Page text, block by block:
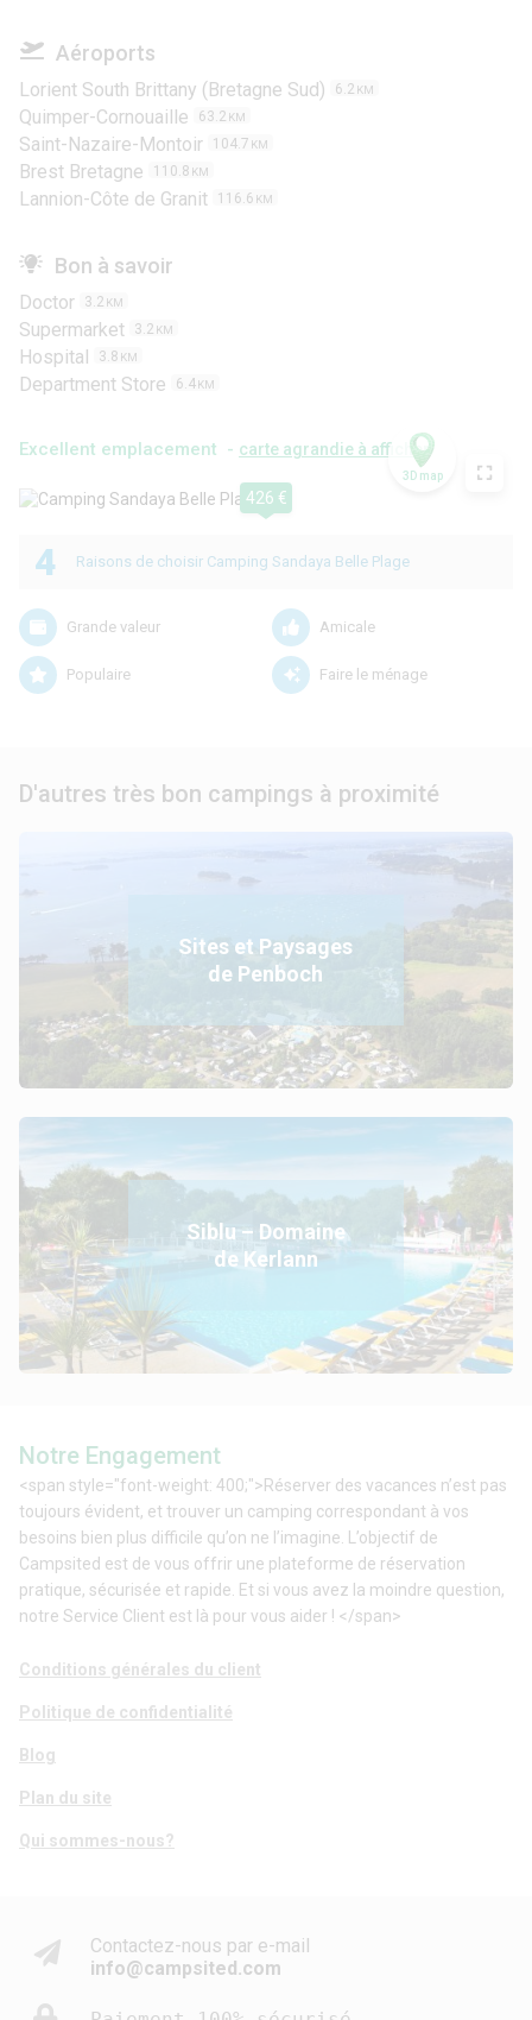
Aéroports
Lorient South Brittany (Bretagne Sud) 6.2 KM
Quimper-Cornouaille 63.2 KM
Saint-Nazaire-Montoir 104.7 KM
Brest Bretagne 110.8 KM
Lannion-Côte de Granit 116.6 KM
Bon à savoir
Doctor 3.2 KM
Supermarket 3.2 KM
Hospital 3.8 KM
Department Store 6.4 KM
Excellent emplacement - carte agrandie à afficher
426 €
3D map
4 Raisons de choisir Camping Sandaya Belle Plage
Grande valeur Amicale
Populaire Faire le ménage
D'autres très bon campings à proximité
Sites et Paysages
de Penboch
Siblu – Domaine
de Kerlann
Notre Engagement
<span style="font-weight: 400;">Réserver des vacances n’est pas
toujours évident, et trouver un camping correspondant à vos
besoins bien plus difficile qu’on ne l’imagine. L’objectif de
Campsited est de vous offrir une plateforme de réservation
pratique, sécurisée et rapide. Et si vous avez la moindre question,
notre Service Client est là pour vous aider ! </span>
Conditions générales du client
Politique de confidentialité
Blog
Plan du site
Qui sommes-nous?
Contactez-nous par e-mail
info@campsited.com